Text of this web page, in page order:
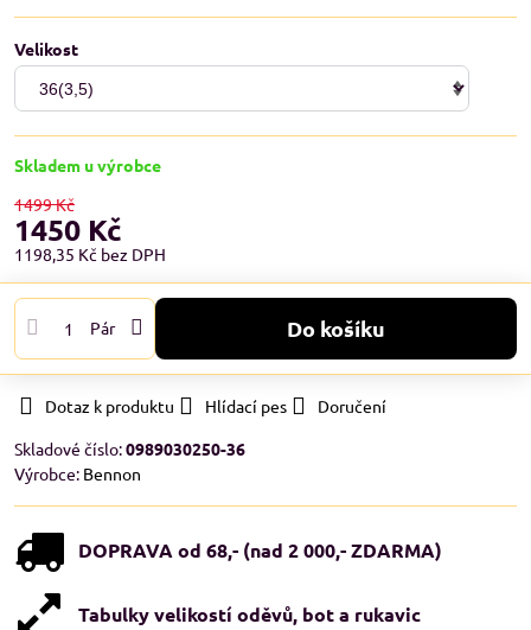
Velikost
Skladem u výrobce
1499 Kč
1450 Kč
1198,35 Kč bez DPH
Pár Do košíku
Dotaz k produktu Hlídací pes
Doručení
Skladové číslo:0989030250-36
Výrobce: Bennon
DOPRAVA od 68,- (nad 2 000,- ZDARMA)
Tabulky velikostí oděvů, bot a rukavic